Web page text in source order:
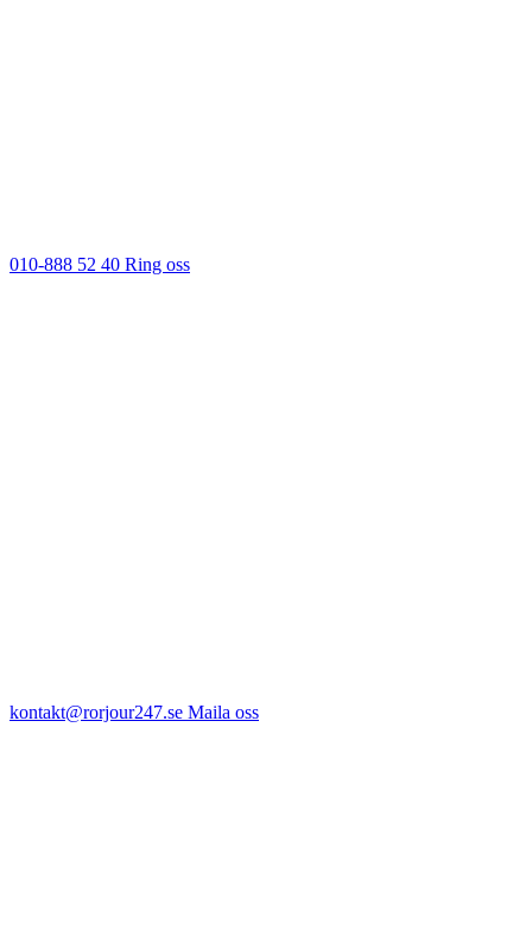
010-888 52 40 Ring oss
kontakt@rorjour247.se Maila oss